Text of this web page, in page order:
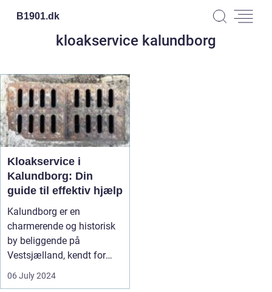
B1901.dk
kloakservice kalundborg
Kloakservice i
Kalundborg: Din
guide til effektiv hjælp
Kalundborg er en
charmerende og historisk
by beliggende på
Vestsjælland, kendt for
sine smukke kyste...
06 July 2024